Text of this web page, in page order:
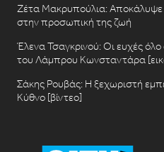
Ζέτα Μακρυπούλια: Αποκάλυψε
στην προσωπική της ζωή
Έλενα Τσαγκρινού: Οι ευχές
του Λάμπρου Κωνσταντάρα
Σάκης Ρουβάς: Η ξεχωριστή
Κύθνο [βίντεο]